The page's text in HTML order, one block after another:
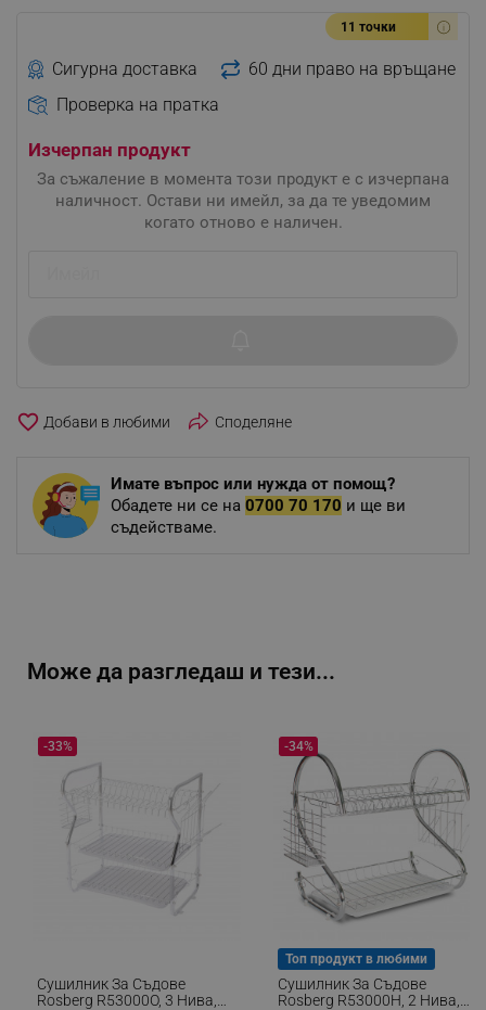
11 точки
Сигурна доставка
60 дни право на връщане
Проверка на пратка
Изчерпан продукт
За съжаление в момента този продукт е с изчерпана
наличност. Остави ни имейл, за да те уведомим
когато отново е наличен.
favorite_border Споделяне
Имате въпрос или нужда от помощ?
Обадете ни се на 0700 70 170 и ще ви
съдействаме.
Може да разгледаш и тези...
Сушилник За Съдове
Rosberg R53000O, 3 Нива,
-33%
Топ продукт в любими
Сушилник За Съдове
Rosberg R53000H, 2 Нива,
-34%